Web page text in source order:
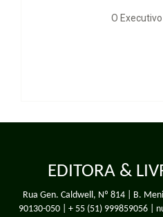
EDITORA &
Rua Gen. Caldwell, Nº 814 | B.
90130-050 | + 55 (51) 999859056|